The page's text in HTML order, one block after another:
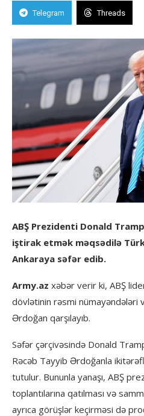
Telegram Threads
ABŞ Prezidenti Donald
iştirak etmək məqsədilə
Ankaraya səfər edib.
Army.az xəbər verir ki, ABŞ
dövlətinin rəsmi nümayəndələri
Ərdoğan qarşılayıb.
Səfər çərçivəsində Donald
Rəcəb Tayyib Ərdoğanla
tutulur. Bununla yanaşı, ABŞ
toplantılarına qatılması və
ayrıca görüşlər keçirməsi də